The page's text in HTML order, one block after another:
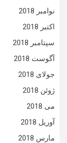
نوامبر 2018
اکتبر 2018
سپتامبر 2018
آگوست 2018
جولای 2018
ژوئن 2018
می 2018
آوریل 2018
مارس 2018